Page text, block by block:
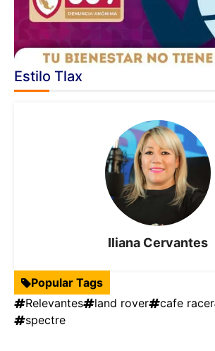
Estilo Tlax
Iliana Cervantes
Popular Tags
Relevantes
land rover cafe racer
spectre